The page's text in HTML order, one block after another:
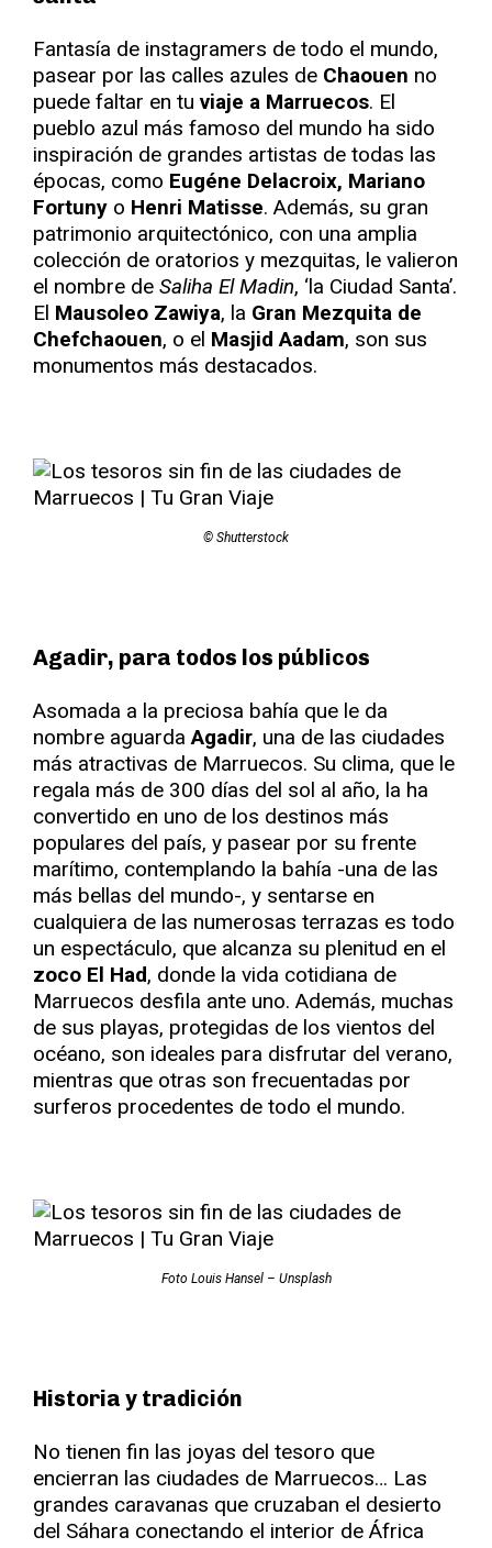
Fantasía de instagramers de todo el mundo,
pasear por las calles azules de Chaouen no
puede faltar en tu viaje a Marruecos. El
pueblo azul más famoso del mundo ha sido
inspiración de grandes artistas de todas las
épocas, como Eugéne Delacroix, Mariano
Fortuny o Henri Matisse. Además, su gran
patrimonio arquitectónico, con una amplia
colección de oratorios y mezquitas, le valieron
el nombre de Saliha El Madin, ‘la Ciudad Santa’.
El Mausoleo Zawiya, la Gran Mezquita de
Chefchaouen, o el Masjid Aadam, son sus
monumentos más destacados.
© Shutterstock
Agadir, para todos los públicos
Asomada a la preciosa bahía que le da
nombre aguardaAgadir, una de las ciudades
más atractivas de Marruecos. Su clima, que le
regala más de 300 días del sol al año, la ha
convertido en uno de los destinos más
populares del país, y pasear por su frente
marítimo, contemplando la bahía -una de las
más bellas del mundo-, y sentarse en
cualquiera de las numerosas terrazas es todo
un espectáculo, que alcanza su plenitud en el
zoco El Had, donde la vida cotidiana de
Marruecos desfila ante uno. Además, muchas
de sus playas, protegidas de los vientos del
océano, son ideales para disfrutar del verano,
mientras que otras son frecuentadas por
surferos procedentes de todo el mundo.
Foto Louis Hansel – Unsplash
Historia y tradición
No tienen fin las joyas del tesoro que
encierran las ciudades de Marruecos… Las
grandes caravanas que cruzaban el desierto
del Sáhara conectando el interior de África